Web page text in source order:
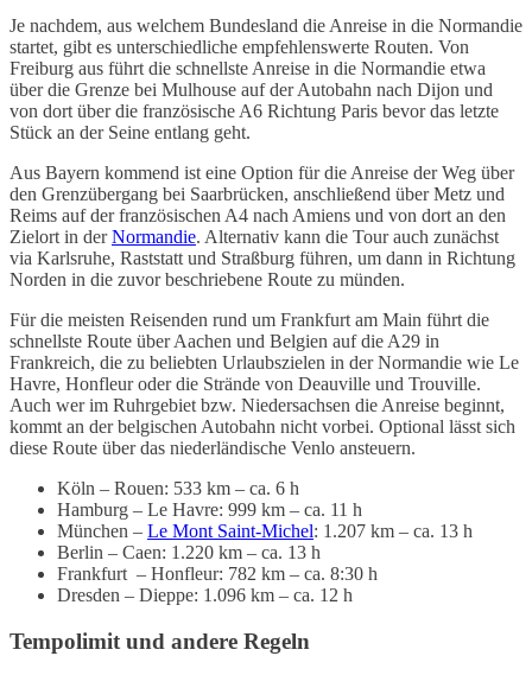
Je nachdem, aus welchem Bundesland die Anreise in die Normandie
startet, gibt es unterschiedliche empfehlenswerte Routen. Von
Freiburg aus führt die schnellste Anreise in die Normandie etwa
über die Grenze bei Mulhouse auf der Autobahn nach Dijon und
von dort über die französische A6 Richtung Paris bevor das letzte
Stück an der Seine entlang geht.
Aus Bayern kommend ist eine Option für die Anreise der Weg über
den Grenzübergang bei Saarbrücken, anschließend über Metz und
Reims auf der französischen A4 nach Amiens und von dort an den
Zielort in derNormandie. Alternativ kann die Tour auch zunächst
via Karlsruhe, Raststatt und Straßburg führen, um dann in Richtung
Norden in die zuvor beschriebene Route zu münden.
Für die meisten Reisenden rund um Frankfurt am Main führt die
schnellste Route über Aachen und Belgien auf die A29 in
Frankreich, die zu beliebten Urlaubszielen in der Normandie wie Le
Havre, Honfleur oder die Strände von Deauville und Trouville.
Auch wer im Ruhrgebiet bzw. Niedersachsen die Anreise beginnt,
kommt an der belgischen Autobahn nicht vorbei. Optional lässt sich
diese Route über das niederländische Venlo ansteuern.
Köln – Rouen: 533 km – ca. 6 h
Hamburg – Le Havre: 999 km – ca. 11 h
München – Le Mont Saint-Michel: 1.207 km – ca. 13 h
Berlin – Caen: 1.220 km – ca. 13 h
Frankfurt – Honfleur: 782 km – ca. 8:30 h
Dresden – Dieppe: 1.096 km – ca. 12 h
Tempolimit und andere Regeln